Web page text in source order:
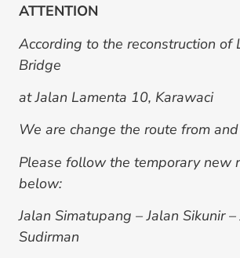
ATTENTION
According to the reconstruction of
Bridge
at Jalan Lamenta 10, Karawaci
We are change the route from
Please follow the temporary new
below:
Jalan Simatupang – Jalan Sikunir –
Sudirman